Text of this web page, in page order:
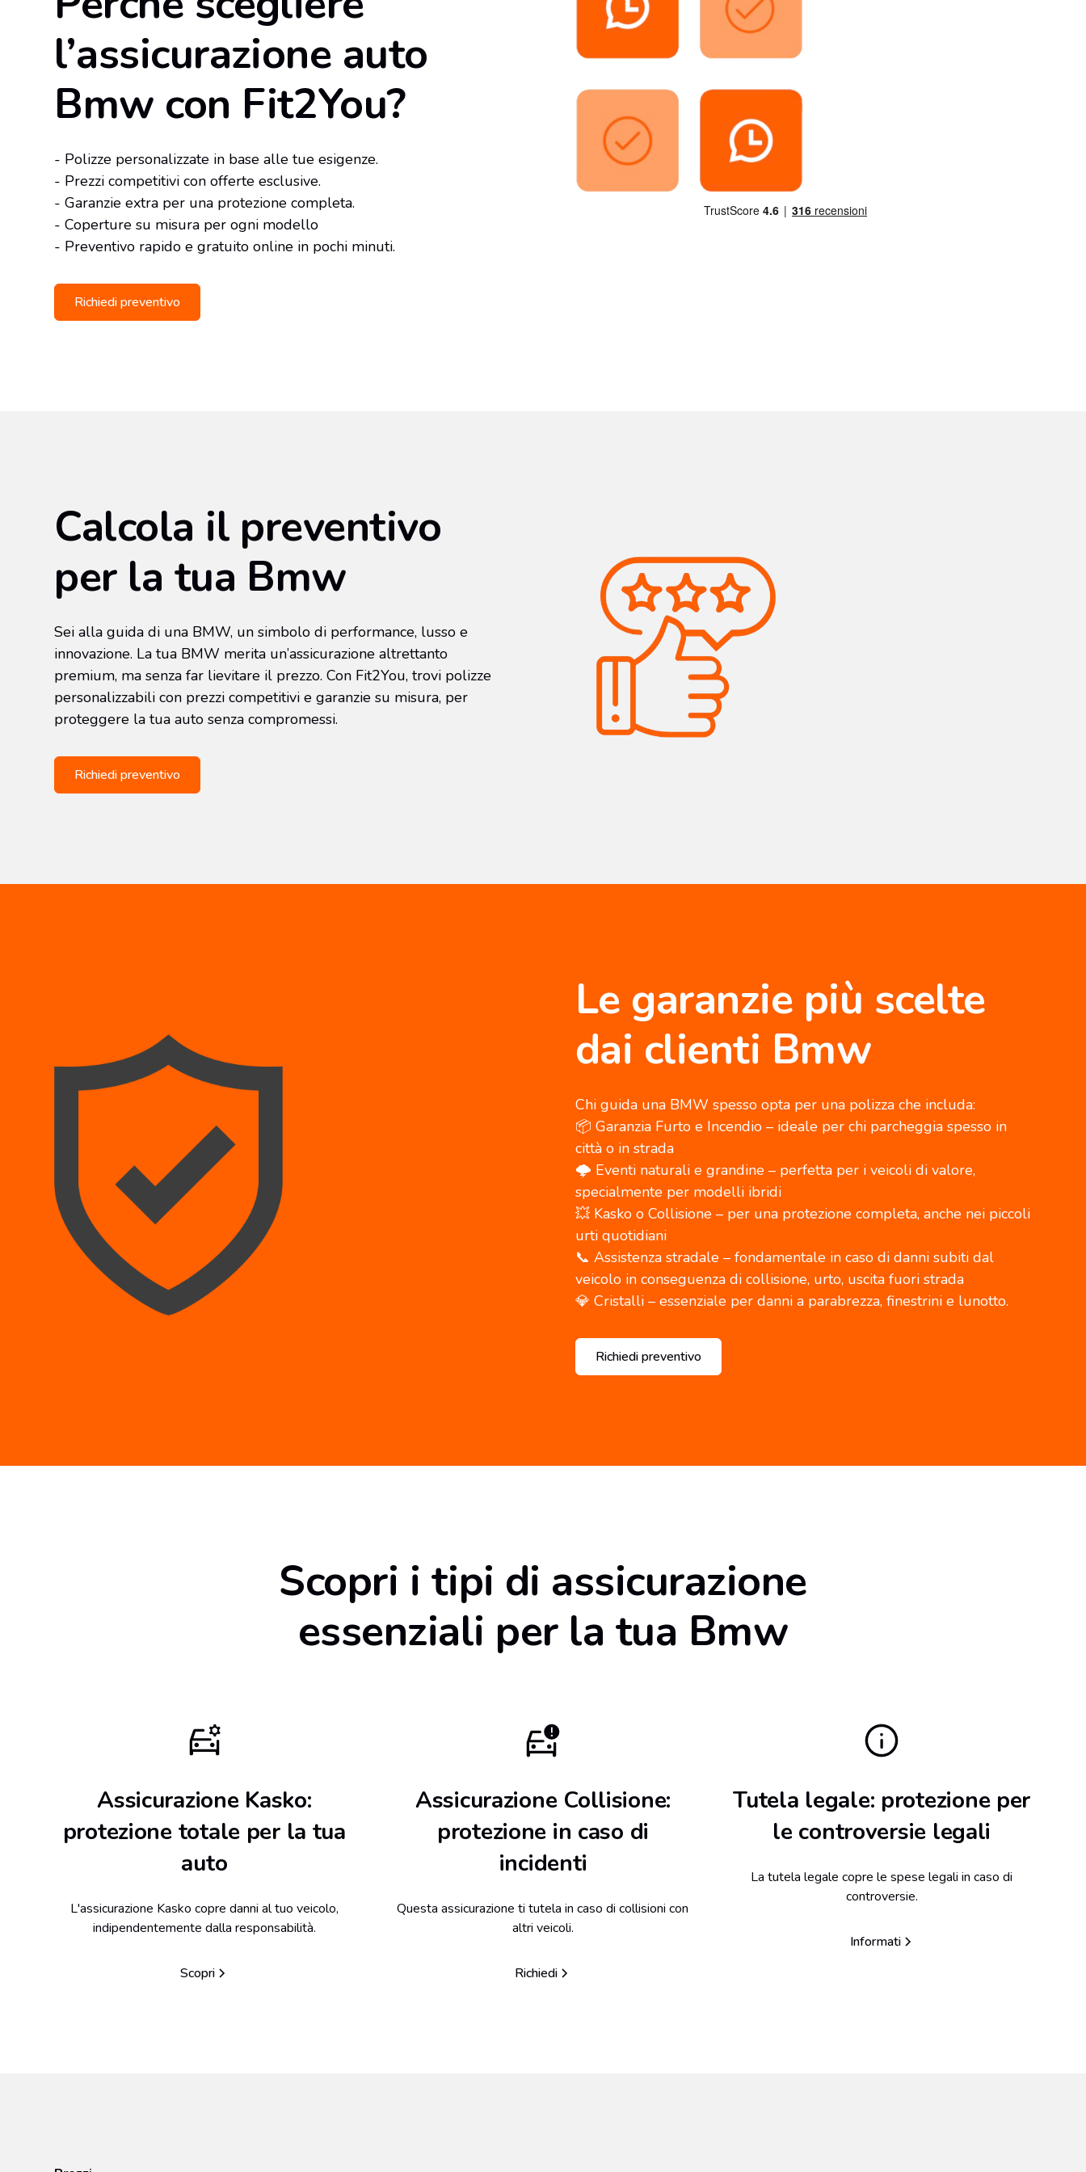
l’assicurazione auto
Bmw con Fit2You?
- Polizze personalizzate in base alle tue esigenze.
- Prezzi competitivi con offerte esclusive.
- Garanzie extra per una protezione completa.
- Coperture su misura per ogni modello
- Preventivo rapido e gratuito online in pochi minuti.
Richiedi preventivo
Calcola il preventivo
per la tua Bmw
Sei alla guida di una BMW, un simbolo di performance, lusso e
innovazione. La tua BMW merita un’assicurazione altrettanto
premium, ma senza far lievitare il prezzo. Con Fit2You, trovi polizze
personalizzabili con prezzi competitivi e garanzie su misura, per
proteggere la tua auto senza compromessi.
Richiedi preventivo
Le garanzie più scelte
dai clienti Bmw
Chi guida una BMW spesso opta per una polizza che includa:
📦 Garanzia Furto e Incendio – ideale per chi parcheggia spesso in
città o in strada
🌩️ Eventi naturali e grandine – perfetta per i veicoli di valore,
specialmente per modelli ibridi
💥 Kasko o Collisione – per una protezione completa, anche nei piccoli
urti quotidiani
📞​ Assistenza stradale – fondamentale in caso di danni subiti dal
veicolo in conseguenza di collisione, urto, uscita fuori strada
💎​ Cristalli – essenziale per danni a parabrezza, finestrini e lunotto.
Richiedi preventivo
Scopri i tipi di assicurazione
essenziali per la tua Bmw
Assicurazione Kasko:
protezione totale per la tua
auto
L'assicurazione Kasko copre danni al tuo veicolo,
indipendentemente dalla responsabilità.
Scopri
Assicurazione Collisione:
protezione in caso di
incidenti
Questa assicurazione ti tutela in caso di collisioni con
altri veicoli.
Richiedi
Tutela legale: protezione per
le controversie legali
La tutela legale copre le spese legali in caso di
controversie.
Informati